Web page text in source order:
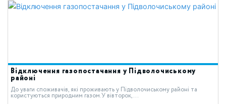
Відключення газопостачання у Підволочиському
районі
До уваги споживачів, які проживають у Підволочиському районі та
користуються природним газом.У вівторок,...